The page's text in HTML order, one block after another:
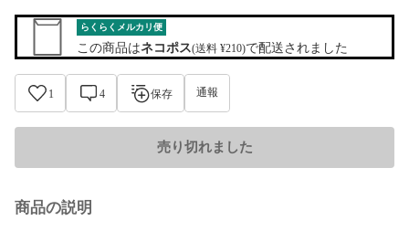
らくらくメルカリ便
この商品はネコポス(送料 ¥210)で配送されました
1 4 保存 通報
売り切れました
商品の説明